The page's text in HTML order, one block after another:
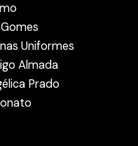
Uniformes
Almada
Prado